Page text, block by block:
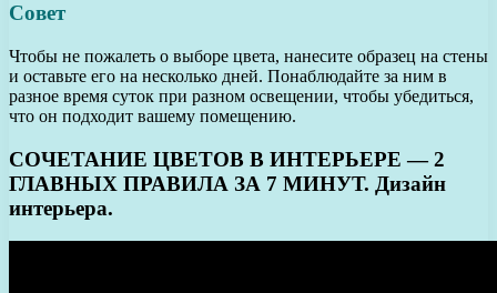
Совет
Чтобы не пожалеть о выборе цвета, нанесите образец на стены
и оставьте его на несколько дней. Понаблюдайте за ним в
разное время суток при разном освещении, чтобы убедиться,
что он подходит вашему помещению.
СОЧЕТАНИЕ ЦВЕТОВ В ИНТЕРЬЕРЕ — 2
ГЛАВНЫХ ПРАВИЛА ЗА 7 МИНУТ. Дизайн
интерьера.